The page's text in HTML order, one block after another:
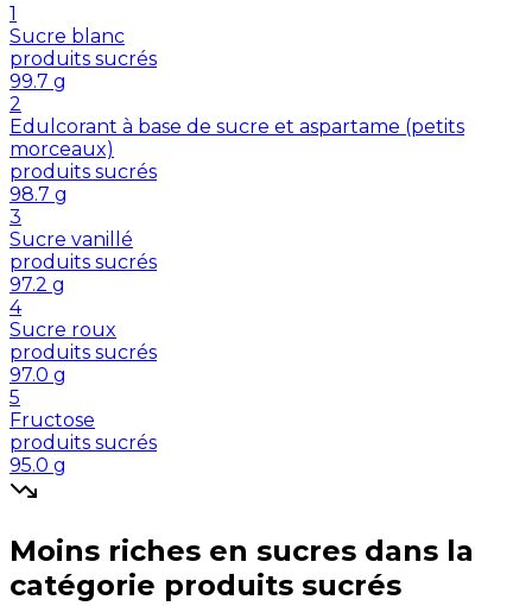
1
Sucre blanc
produits sucrés
99.7 g
2
Edulcorant à base de sucre et aspartame (petits
morceaux)
produits sucrés
98.7 g
3
Sucre vanillé
produits sucrés
97.2 g
4
Sucre roux
produits sucrés
97.0 g
5
Fructose
produits sucrés
95.0 g
Moins riches en sucres dans la
catégorie produits sucrés